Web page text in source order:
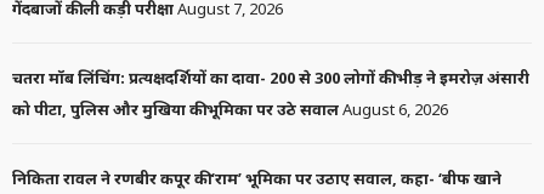
गेंदबाजों की ली कड़ी परीक्षाAugust 7, 2026
चतरा मॉब लिंचिंग: प्रत्यक्षदर्शियों का दावा- 200 से 300 लोगों की भीड़ ने इमरोज़ अंसारी
को पीटा, पुलिस और मुखिया की भूमिका पर उठे सवालAugust 6, 2026
निकिता रावल ने रणबीर कपूर की ‘राम’ भूमिका पर उठाए सवाल, कहा- ‘बीफ खाने